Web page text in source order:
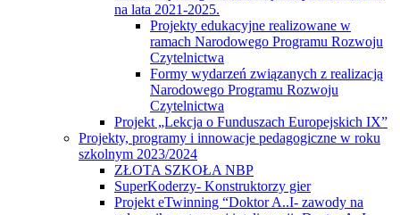
na lata 2021-2025.
Projekty edukacyjne realizowane w
ramach Narodowego Programu Rozwoju
Czytelnictwa
Formy wydarzeń związanych z realizacją
Narodowego Programu Rozwoju
Czytelnictwa
Projekt „Lekcja o Funduszach Europejskich IX”
Projekty, programy i innowacje pedagogiczne w roku
szkolnym 2023/2024
ZŁOTA SZKOŁA NBP
SuperKoderzy- Konstruktorzy gier
Projekt eTwinning “Doktor A..I- zawody na